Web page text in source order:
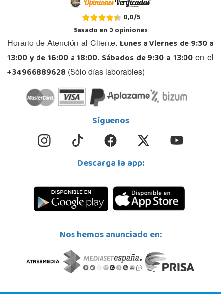
0,0/5
Basado en0opiniones
Horario de Atención al Cliente: Lunes a Viernes de 9:30 a
13:00 y de 16:00 a 18:00. Sábados de 9:30 a 13:00en el
+34966889628 (Sólo días laborables)
Síguenos
Descarga la app:
Nos hemos anunciado en: